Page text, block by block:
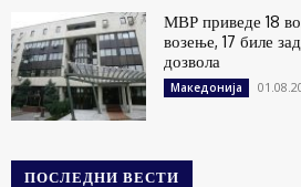
МВР приведе 18
возење, 17 биле
дозвола
Македонија
ПОСЛЕДНИ ВЕСТИ